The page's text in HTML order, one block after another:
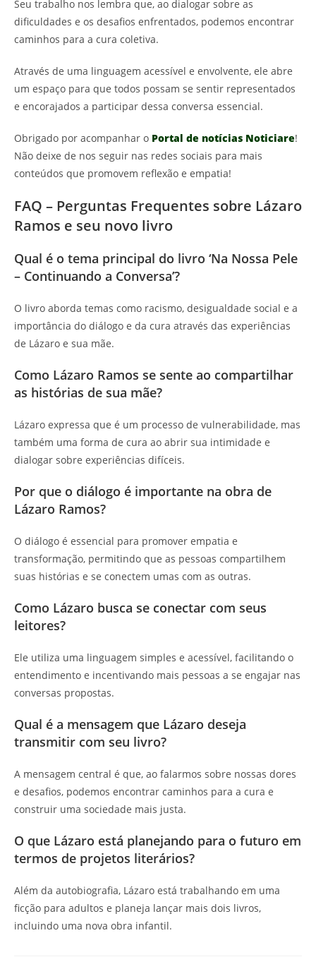
Seu trabalho nos lembra que, ao dialogar sobre as
dificuldades e os desafios enfrentados, podemos encontrar
caminhos para a cura coletiva.
Através de uma linguagem acessível e envolvente, ele abre
um espaço para que todos possam se sentir representados
e encorajados a participar dessa conversa essencial.
Obrigado por acompanhar o Portal de notícias Noticiare!
Não deixe de nos seguir nas redes sociais para mais
conteúdos que promovem reflexão e empatia!
FAQ – Perguntas Frequentes sobre Lázaro
Ramos e seu novo livro
Qual é o tema principal do livro ‘Na Nossa Pele
– Continuando a Conversa’?
O livro aborda temas como racismo, desigualdade social e a
importância do diálogo e da cura através das experiências
de Lázaro e sua mãe.
Como Lázaro Ramos se sente ao compartilhar
as histórias de sua mãe?
Lázaro expressa que é um processo de vulnerabilidade, mas
também uma forma de cura ao abrir sua intimidade e
dialogar sobre experiências difíceis.
Por que o diálogo é importante na obra de
Lázaro Ramos?
O diálogo é essencial para promover empatia e
transformação, permitindo que as pessoas compartilhem
suas histórias e se conectem umas com as outras.
Como Lázaro busca se conectar com seus
leitores?
Ele utiliza uma linguagem simples e acessível, facilitando o
entendimento e incentivando mais pessoas a se engajar nas
conversas propostas.
Qual é a mensagem que Lázaro deseja
transmitir com seu livro?
A mensagem central é que, ao falarmos sobre nossas dores
e desafios, podemos encontrar caminhos para a cura e
construir uma sociedade mais justa.
O que Lázaro está planejando para o futuro em
termos de projetos literários?
Além da autobiografia, Lázaro está trabalhando em uma
ficção para adultos e planeja lançar mais dois livros,
incluindo uma nova obra infantil.